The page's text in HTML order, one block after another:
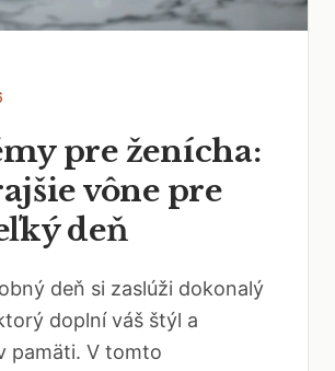
pre ženícha:
vône pre
deň
deň si zaslúži dokonalý
doplní váš štýl a
pamäti. V tomto